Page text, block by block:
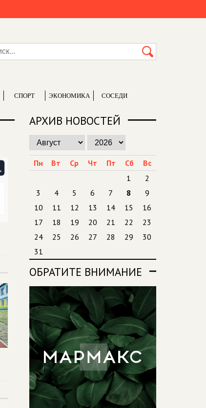
СПОРТ ЭКОНОМИКА СОСЕДИ
АРХИВ НОВОСТЕЙ
Пн Вт Ср Чт Пт Сб
Вс
1
2
3
4 5 6 7 8
9
10
11 12 13 14 15
16
17
18 19 20 21 22
23
24
25 26 27 28 29
30
31
ОБРАТИТЕ ВНИМАНИЕ